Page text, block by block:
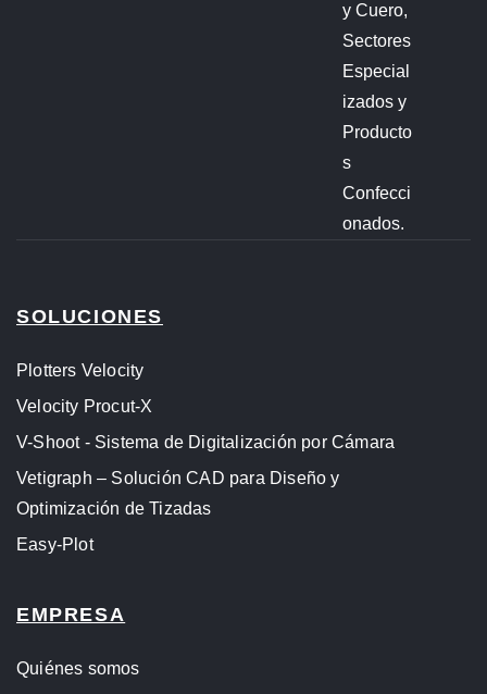
y Cuero,
Sectores
Especial
izados y
Producto
s
Confecci
onados.
SOLUCIONES
Plotters Velocity
Velocity Procut-X
V-Shoot - Sistema de Digitalización por Cámara
Vetigraph – Solución CAD para Diseño y
Optimización de Tizadas
Easy-Plot
EMPRESA
Quiénes somos